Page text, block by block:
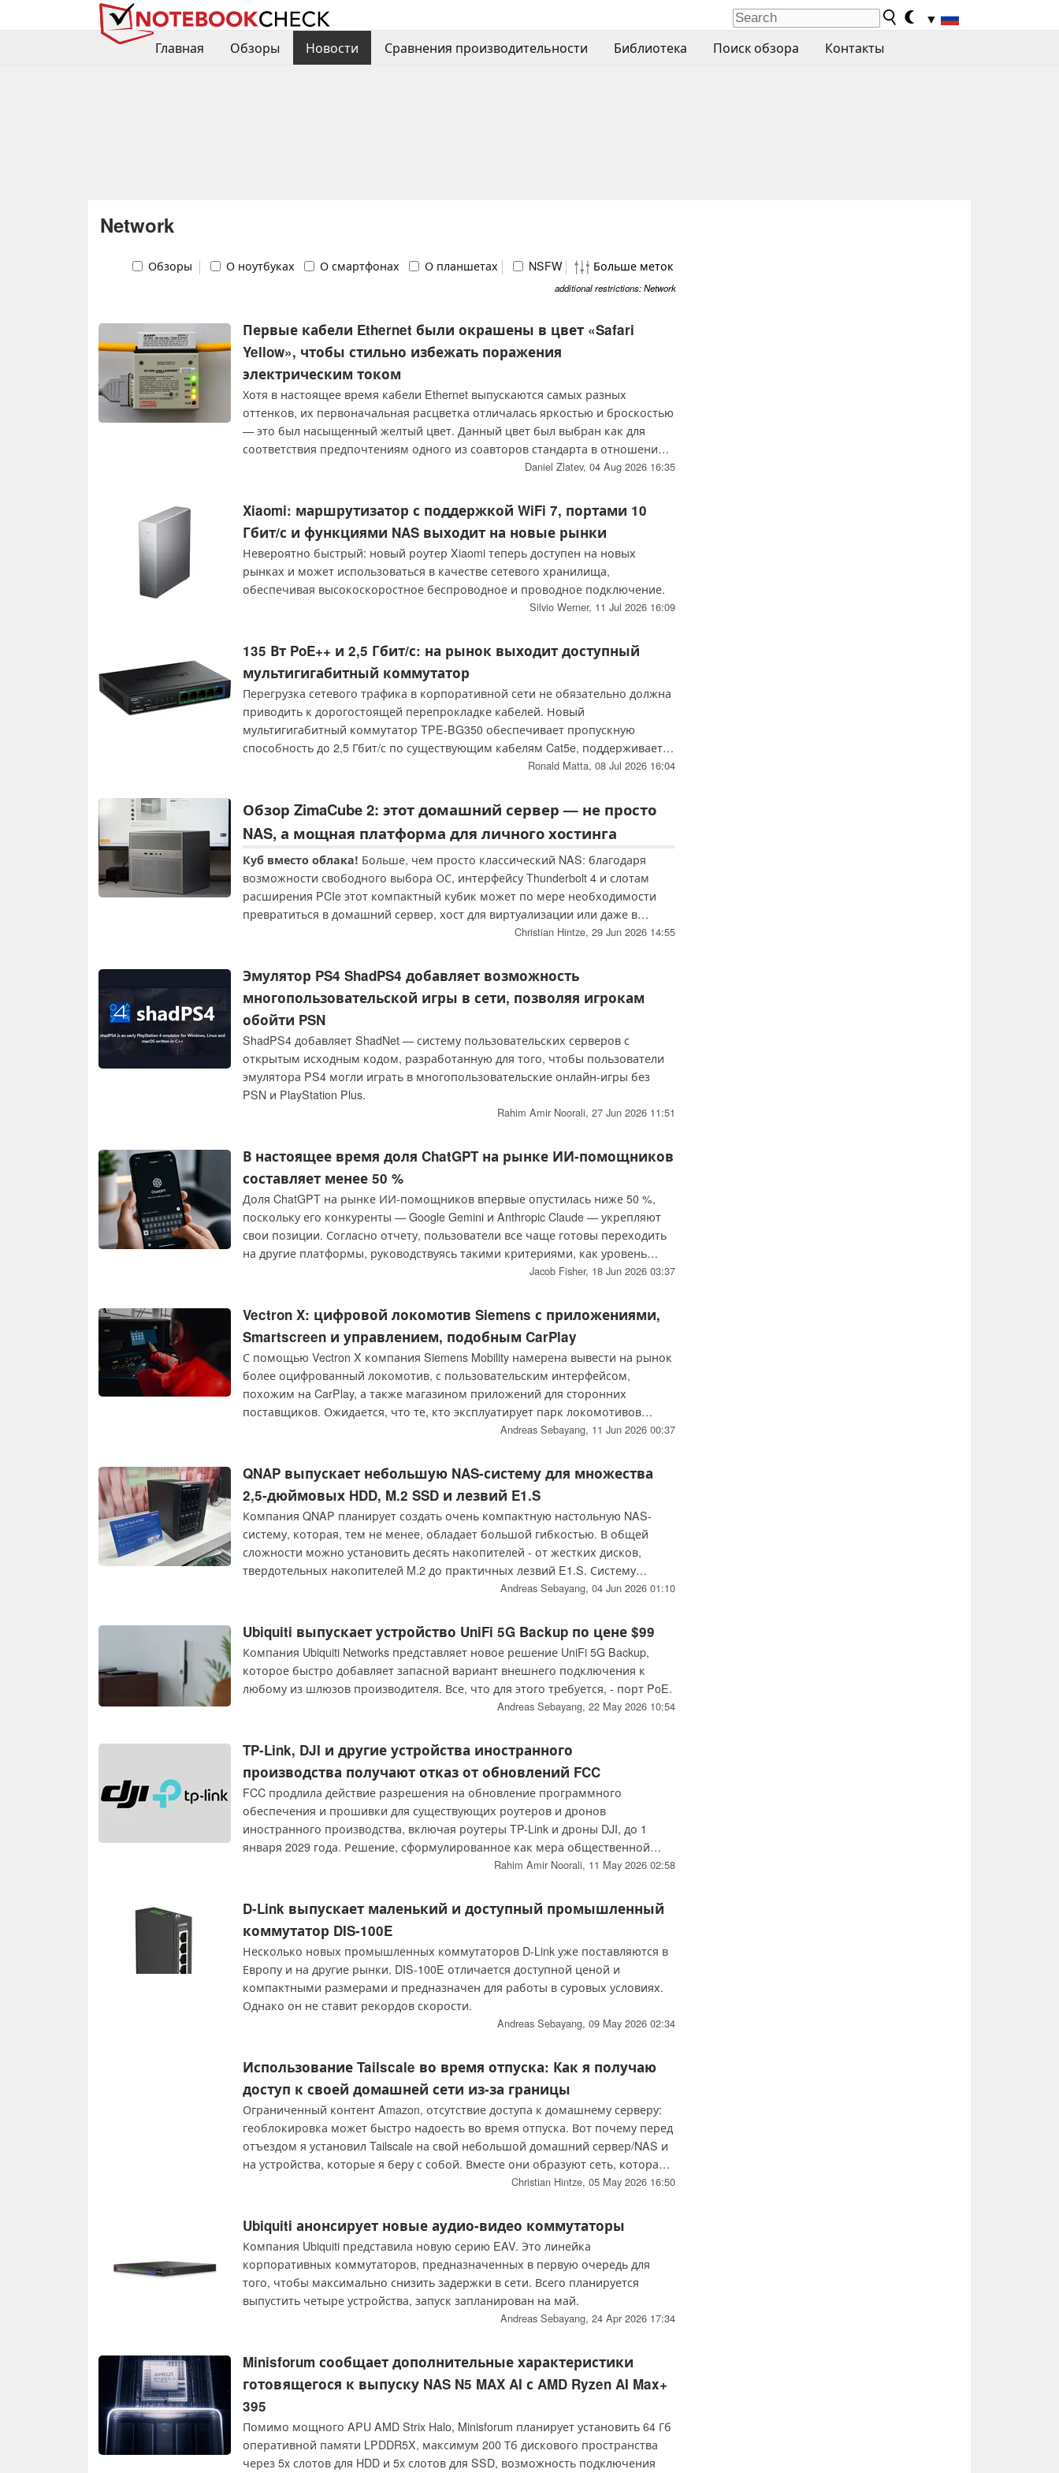
▼
Главная
Обзоры Новости Сравнения производительности Библиотека Поиск обзора Контакты
Network
Обзоры О ноутбуках О смартфонах О планшетах NSFW Больше меток
additional restrictions: Network
Первые кабели Ethernet были окрашены в цвет «Safari
Yellow», чтобы стильно избежать поражения
электрическим током
Хотя в настоящее время кабели Ethernet выпускаются самых разных
оттенков, их первоначальная расцветка отличалась яркостью и броскостью
— это был насыщенный желтый цвет. Данный цвет был выбран как для
соответствия предпочтениям одного из соавторов стандарта в отношении
мебели, так и для предотвращения потенциальной опасности поражения
Daniel Zlatev, 04 Aug 2026 16:35
Xiaomi: маршрутизатор с поддержкой WiFi 7, портами 10
Гбит/с и функциями NAS выходит на новые рынки
Невероятно быстрый: новый роутер Xiaomi теперь доступен на новых
рынках и может использоваться в качестве сетевого хранилища,
обеспечивая высокоскоростное беспроводное и проводное подключение.
Silvio Werner, 11 Jul 2026 16:09
135 Вт PoE++ и 2,5 Гбит/с: на рынок выходит доступный
мультигигабитный коммутатор
Перегрузка сетевого трафика в корпоративной сети не обязательно должна
приводить к дорогостоящей перепрокладке кабелей. Новый
мультигигабитный коммутатор TPE-BG350 обеспечивает пропускную
способность до 2,5 Гбит/с по существующим кабелям Cat5e, поддерживает
питание по Ethernet (PoE) мощностью до 135 Вт и стоит чуть менее 150
Ronald Matta, 08 Jul 2026 16:04
Обзор ZimaCube 2: этот домашний сервер — не просто
NAS, а мощная платформа для личного хостинга
Куб вместо облака! Больше, чем просто классический NAS: благодаря
возможности свободного выбора ОС, интерфейсу Thunderbolt 4 и слотам
расширения PCIe этот компактный кубик может по мере необходимости
превратиться в домашний сервер, хост для виртуализации или даже в
систему искусственного интеллекта. Однако наши тесты показывают, что
характеристиках, а...
Christian Hintze, 29 Jun 2026 14:55
Эмулятор PS4 ShadPS4 добавляет возможность
многопользовательской игры в сети, позволяя игрокам
обойти PSN
ShadPS4 добавляет ShadNet — систему пользовательских серверов с
открытым исходным кодом, разработанную для того, чтобы пользователи
эмулятора PS4 могли играть в многопользовательские онлайн-игры без
PSN и PlayStation Plus.
Rahim Amir Noorali, 27 Jun 2026 11:51
В настоящее время доля ChatGPT на рынке ИИ-помощников
составляет менее 50 %
Доля ChatGPT на рынке ИИ-помощников впервые опустилась ниже 50 %,
поскольку его конкуренты — Google Gemini и Anthropic Claude — укрепляют
свои позиции. Согласно отчету, пользователи все чаще готовы переходить
на другие платформы, руководствуясь такими критериями, как уровень
доверия, возможности интеграции и эффективность работы.
Jacob Fisher, 18 Jun 2026 03:37
Vectron X: цифровой локомотив Siemens с приложениями,
Smartscreen и управлением, подобным CarPlay
С помощью Vectron X компания Siemens Mobility намерена вывести на рынок
более оцифрованный локомотив, с пользовательским интерфейсом,
похожим на CarPlay, а также магазином приложений для сторонних
поставщиков. Ожидается, что те, кто эксплуатирует парк локомотивов
Vectron X, выиграют от повышения эффективности.Andreas Sebayang, 11 Jun 2026 00:37
QNAP выпускает небольшую NAS-систему для множества
2,5-дюймовых HDD, M.2 SSD и лезвий E1.S
Компания QNAP планирует создать очень компактную настольную NAS-
систему, которая, тем не менее, обладает большой гибкостью. В общей
сложности можно установить десять накопителей - от жестких дисков,
твердотельных накопителей M.2 до практичных лезвий E1.S. Систему
можно даже расширить с помощью кабеля SFF-8088.Andreas Sebayang, 04 Jun 2026 01:10
Ubiquiti выпускает устройство UniFi 5G Backup по цене $99
Компания Ubiquiti Networks представляет новое решение UniFi 5G Backup,
которое быстро добавляет запасной вариант внешнего подключения к
любому из шлюзов производителя. Все, что для этого требуется, - порт PoE.
Andreas Sebayang, 22 May 2026 10:54
TP-Link, DJI и другие устройства иностранного
производства получают отказ от обновлений FCC
FCC продлила действие разрешения на обновление программного
обеспечения и прошивки для существующих роутеров и дронов
иностранного производства, включая роутеры TP-Link и дроны DJI, до 1
января 2029 года. Решение, сформулированное как мера общественной
безопасности, сохраняет исправления ошибок и патчи безопасности для
национальной безопасности и юридические проблемы продолжаются.
Rahim Amir Noorali, 11 May 2026 02:58
D-Link выпускает маленький и доступный промышленный
коммутатор DIS-100E
Несколько новых промышленных коммутаторов D-Link уже поставляются в
Европу и на другие рынки. DIS-100E отличается доступной ценой и
компактными размерами и предназначен для работы в суровых условиях.
Однако он не ставит рекордов скорости.
Andreas Sebayang, 09 May 2026 02:34
Использование Tailscale во время отпуска: Как я получаю
доступ к своей домашней сети из-за границы
Ограниченный контент Amazon, отсутствие доступа к домашнему серверу:
геоблокировка может быстро надоесть во время отпуска. Вот почему перед
отъездом я установил Tailscale на свой небольшой домашний сервер/NAS и
на устройства, которые я беру с собой. Вместе они образуют сеть, которая
позволяет моим туристическим устройствам просматривать данные через
Christian Hintze, 05 May 2026 16:50
Ubiquiti анонсирует новые аудио-видео коммутаторы
Компания Ubiquiti представила новую серию EAV. Это линейка
корпоративных коммутаторов, предназначенных в первую очередь для
того, чтобы максимально снизить задержки в сети. Всего планируется
выпустить четыре устройства, запуск запланирован на май.
Andreas Sebayang, 24 Apr 2026 17:34
Minisforum сообщает дополнительные характеристики
готовящегося к выпуску NAS N5 MAX AI с AMD Ryzen AI Max+
395
Помимо мощного APU AMD Strix Halo, Minisforum планирует установить 64 Гб
оперативной памяти LPDDR5X, максимум 200 Тб дискового пространства
через 5x слотов для HDD и 5x слотов для SSD, возможность подключения